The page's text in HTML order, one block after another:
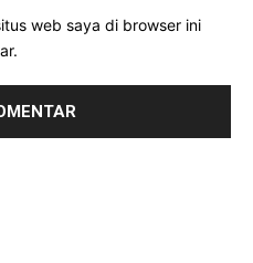
web saya di browser ini